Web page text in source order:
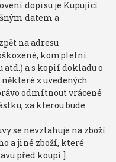
dopisu je Kupující
datem a
na adresu
kompletní
atd.) a s kopií dokladu o
z uvedených
odmítnout vrácené
za kterou bude
se nevztahuje na zboží
a jiné zboží, které
před koupí.]